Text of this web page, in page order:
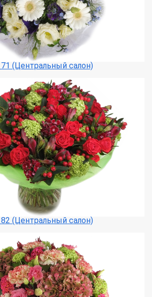
(Центральный салон)
(Центральный салон)